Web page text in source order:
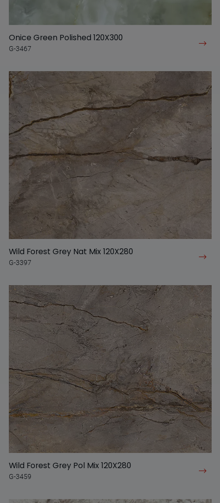
Onice Green Polished 120X300
G-3467
Wild Forest Grey Nat Mix 120X280
G-3397
Wild Forest Grey Pol Mix 120X280
G-3459